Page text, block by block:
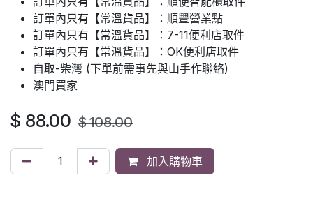
訂單內只有【常溫貨品】：順豐營業點
訂單內只有【常溫貨品】：7-11便利店取件
訂單內只有【常溫貨品】：OK便利店取件
自取-柴灣 (下單前需事先與山手作聯絡)
澳門買家
$ 88.00 $108.00
加入購物車